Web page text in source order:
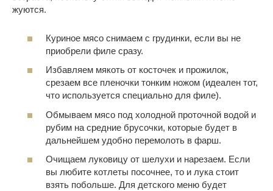
жуются.
Куриное мясо снимаем с грудинки, если вы не
приобрели филе сразу.
Избавляем мякоть от косточек и прожилок,
срезаем все пленочки тонким ножом (идеален тот,
что используется специально для филе).
Обмываем мясо под холодной проточной водой и
рубим на средние брусочки, которые будет в
дальнейшем удобно перемолоть в фарш.
Очищаем луковицу от шелухи и нарезаем. Если
вы любите котлеты посочнее, то и лука стоит
взять побольше. Для детского меню будет